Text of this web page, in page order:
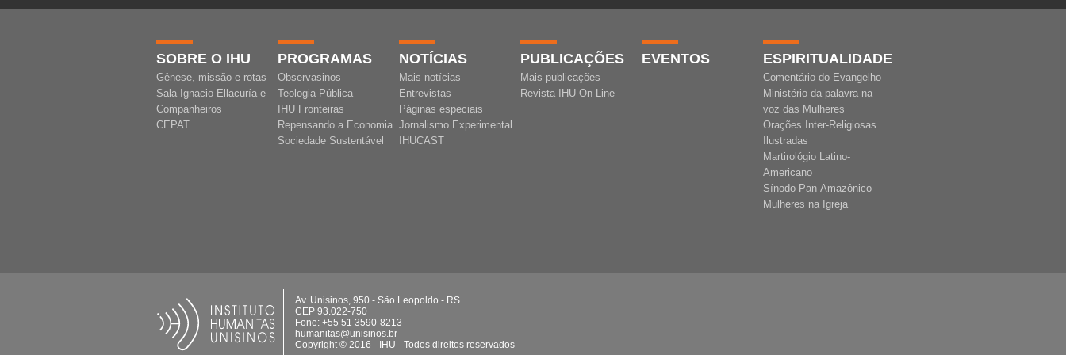
SOBRE O IHU
Gênese, missão e rotas
Sala Ignacio Ellacuría e
Companheiros
CEPAT
PROGRAMAS
Observasinos
Teologia Pública
IHU Fronteiras
Repensando a Economia
Sociedade Sustentável
NOTÍCIAS
Mais notícias
Entrevistas
Páginas especiais
Jornalismo Experimental
IHUCAST
PUBLICAÇÕES
Mais publicações
Revista IHU On-Line
EVENTOS ESPIRITUALIDADE
Comentário do Evangelho
Ministério da palavra na
voz das Mulheres
Orações Inter-Religiosas
Ilustradas
Martirológio Latino-
Americano
Sínodo Pan-Amazônico
Mulheres na Igreja
Av. Unisinos, 950 - São Leopoldo - RS
CEP 93.022-750
Fone: +55 51 3590-8213
humanitas@unisinos.br
Copyright © 2016 - IHU - Todos direitos reservados